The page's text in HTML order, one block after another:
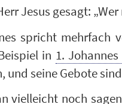
Jesus gesagt:
spricht mehrfach
in 1. Johannes
und seine Gebote
vielleicht noch